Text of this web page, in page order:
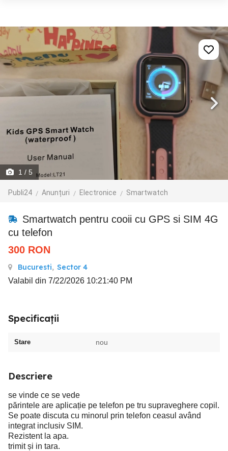
1 / 5
Publi24 Anunțuri Electronice Smartwatch
Smartwatch pentru cooii cu GPS si SIM 4G
cu telefon
300 RON
Bucuresti, Sector 4
Valabil din 7/22/2026 10:21:40 PM
Specificații
Stare nou
Descriere
se vinde ce se vede
părintele are aplicație pe telefon pe tru supraveghere copil.
Se poate discuta cu minorul prin telefon ceasul având
integrat inclusiv SIM.
Rezistent la apa.
trimit și in tara.